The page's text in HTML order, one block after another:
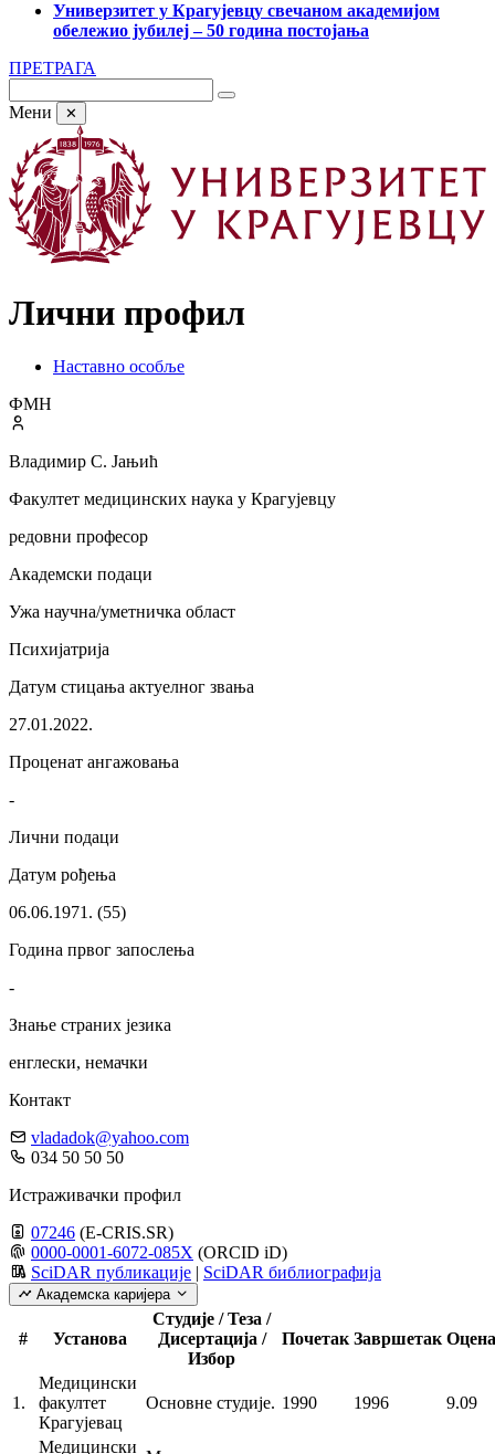
Универзитет у Крагујевцу свечаном академијом
обележио јубилеј – 50 година постојања
ПРЕТРАГА
Мени ✕
Лични профил
Наставно особље
ФМН
Владимир С. Јањић
Факултет медицинских наука у Крагујевцу
редовни професор
Академски подаци
Ужа научна/уметничка област
Психијатрија
Датум стицања актуелног звања
27.01.2022.
Проценат ангажовања
-
Лични подаци
Датум рођења
06.06.1971. (55)
Година првог запослења
-
Знање страних језика
енглески, немачки
Контакт
vladadok@yahoo.com
034 50 50 50
Истраживачки профил
07246 (E-CRIS.SR)
0000-0001-6072-085X (ORCID iD)
SciDAR публикације | SciDAR библиографија
Академска каријера
# Установа
Студије / Теза /
Дисертација /
Избор
Почетак Завршетак Оцена
1.
Медицински
факултет
Крагујевац
Основне студије. 1990 1996 9.09
Медицински